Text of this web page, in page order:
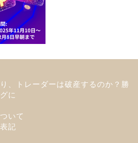
、トレーダーは破産するのか？勝
グに
いて
記